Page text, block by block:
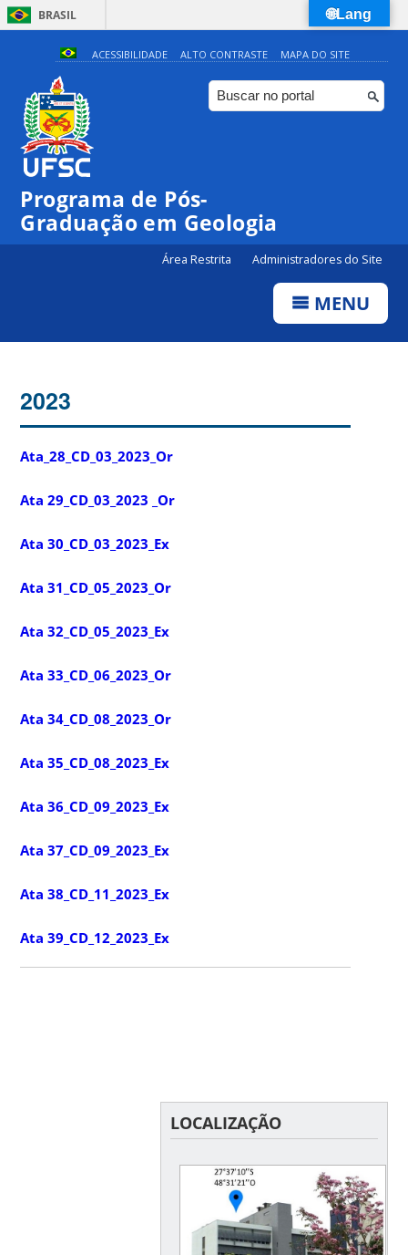
BRASIL
Simplifique!
Comunica BR
Participe
ACESSIBILIDADE ALTO CONTRASTE MAPA DO SITE
Programa de Pós-
Graduação em Geologia
Área Restrita Administradores do Site
MENU
2023
Ata_28_CD_03_2023_Or
Ata 29_CD_03_2023 _Or
Ata 30_CD_03_2023_Ex
Ata 31_CD_05_2023_Or
Ata 32_CD_05_2023_Ex
Ata 33_CD_06_2023_Or
Ata 34_CD_08_2023_Or
Ata 35_CD_08_2023_Ex
Ata 36_CD_09_2023_Ex
Ata 37_CD_09_2023_Ex
Ata 38_CD_11_2023_Ex
Ata 39_CD_12_2023_Ex
LOCALIZAÇÃO
🌐Lang